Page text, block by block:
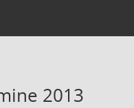
2013